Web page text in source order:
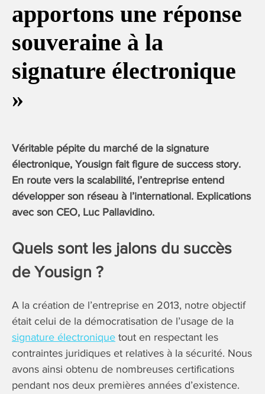
apportons une réponse
souveraine à la
signature électronique
»
Véritable pépite du marché de la signature
électronique, Yousign fait figure de success story.
En route vers la scalabilité, l’entreprise entend
développer son réseau à l’international. Explications
avec son CEO, Luc Pallavidino.
Quels sont les jalons du succès
de Yousign ?
A la création de l’entreprise en 2013, notre objectif
était celui de la démocratisation de l’usage de la
signature électronique tout en respectant les
contraintes juridiques et relatives à la sécurité. Nous
avons ainsi obtenu de nombreuses certifications
pendant nos deux premières années d’existence.